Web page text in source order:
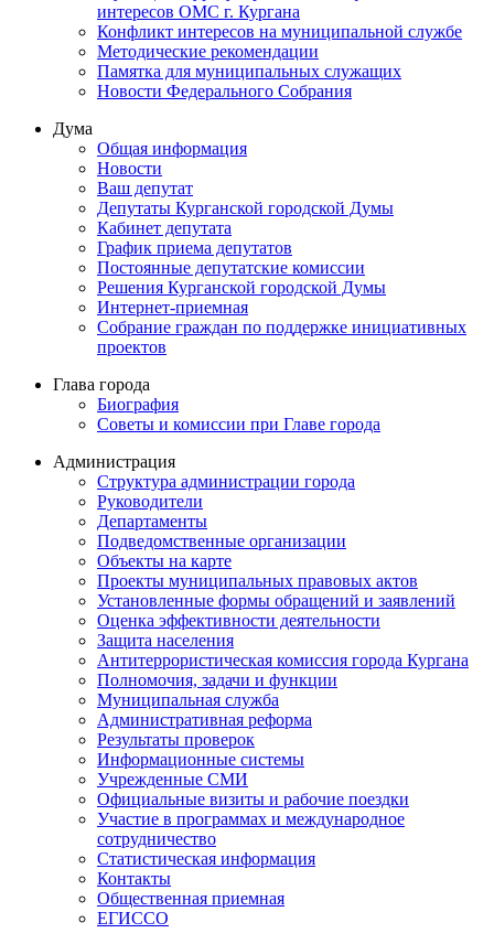
интересов ОМС г. Кургана
Конфликт интересов на муниципальной службе
Методические рекомендации
Памятка для муниципальных служащих
Новости Федерального Cобрания
Дума
Общая информация
Новости
Ваш депутат
Депутаты Курганской городской Думы
Кабинет депутата
График приема депутатов
Постоянные депутатские комиссии
Решения Курганской городской Думы
Интернет-приемная
Собрание граждан по поддержке инициативных
проектов
Глава города
Биография
Советы и комиссии при Главе города
Администрация
Структура администрации города
Руководители
Департаменты
Подведомственные организации
Объекты на карте
Проекты муниципальных правовых актов
Установленные формы обращений и заявлений
Оценка эффективности деятельности
Защита населения
Антитеррористическая комиссия города Кургана
Полномочия, задачи и функции
Муниципальная служба
Административная реформа
Результаты проверок
Информационные системы
Учрежденные СМИ
Официальные визиты и рабочие поездки
Участие в программах и международное
сотрудничество
Статистическая информация
Контакты
Общественная приемная
ЕГИССО